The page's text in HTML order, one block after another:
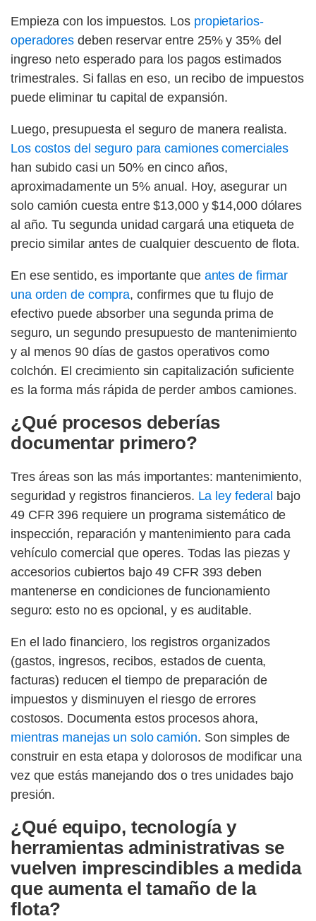
Empieza con los impuestos. Los propietarios-
operadores deben reservar entre 25% y 35% del
ingreso neto esperado para los pagos estimados
trimestrales. Si fallas en eso, un recibo de impuestos
puede eliminar tu capital de expansión.
Luego, presupuesta el seguro de manera realista.
Los costos del seguro para camiones comerciales
han subido casi un 50% en cinco años,
aproximadamente un 5% anual. Hoy, asegurar un
solo camión cuesta entre $13,000 y $14,000 dólares
al año. Tu segunda unidad cargará una etiqueta de
precio similar antes de cualquier descuento de flota.
En ese sentido, es importante que antes de firmar
una orden de compra, confirmes que tu flujo de
efectivo puede absorber una segunda prima de
seguro, un segundo presupuesto de mantenimiento
y al menos 90 días de gastos operativos como
colchón. El crecimiento sin capitalización suficiente
es la forma más rápida de perder ambos camiones.
¿Qué procesos deberías
documentar primero?
Tres áreas son las más importantes: mantenimiento,
seguridad y registros financieros. La ley federal bajo
49 CFR 396 requiere un programa sistemático de
inspección, reparación y mantenimiento para cada
vehículo comercial que operes. Todas las piezas y
accesorios cubiertos bajo 49 CFR 393 deben
mantenerse en condiciones de funcionamiento
seguro: esto no es opcional, y es auditable.
En el lado financiero, los registros organizados
(gastos, ingresos, recibos, estados de cuenta,
facturas) reducen el tiempo de preparación de
impuestos y disminuyen el riesgo de errores
costosos. Documenta estos procesos ahora,
mientras manejas un solo camión. Son simples de
construir en esta etapa y dolorosos de modificar una
vez que estás manejando dos o tres unidades bajo
presión.
¿Qué equipo, tecnología y
herramientas administrativas se
vuelven imprescindibles a medida
que aumenta el tamaño de la
flota?